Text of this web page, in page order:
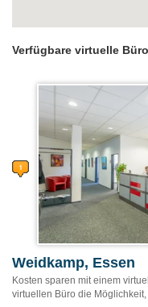
Verfügbare virtuelle
Weidkamp, Essen
Kosten sparen mit einem
virtuellen Büro die